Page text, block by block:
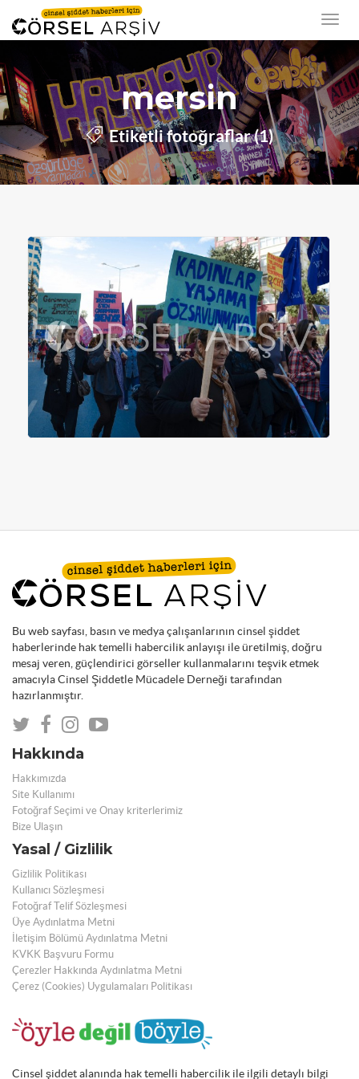
mersin
Etiketli fotoğraflar (1)
Bu web sayfası, basın ve medya çalışanlarının cinsel şiddet
haberlerinde hak temelli habercilik anlayışı ile üretilmiş, doğru
mesaj veren, güçlendirici görseller kullanmalarını teşvik etmek
amacıyla Cinsel Şiddetle Mücadele Derneği tarafından
hazırlanmıştır.
Hakkında
Hakkımızda
Site Kullanımı
Fotoğraf Seçimi ve Onay kriterlerimiz
Bize Ulaşın
Yasal / Gizlilik
Gizlilik Politikası
Kullanıcı Sözleşmesi
Fotoğraf Telif Sözleşmesi
Üye Aydınlatma Metni
İletişim Bölümü Aydınlatma Metni
KVKK Başvuru Formu
Çerezler Hakkında Aydınlatma Metni
Çerez (Cookies) Uygulamaları Politikası
Cinsel şiddet alanında hak temelli habercilik ile ilgili detaylı bilgi